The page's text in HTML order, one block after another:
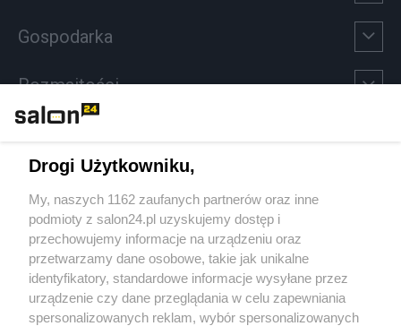
Gospodarka
Rozmaitości
Sport
Społeczeństwo
Kultura
Drogi Użytkowniku,
My, naszych 1162 zaufanych partnerów oraz inne
podmioty z salon24.pl uzyskujemy dostęp i
przechowujemy informacje na urządzeniu oraz
przetwarzamy dane osobowe, takie jak unikalne
identyfikatory, standardowe informacje wysyłane przez
urządzenie czy dane przeglądania w celu zapewniania
spersonalizowanych reklam, wybór spersonalizowanych